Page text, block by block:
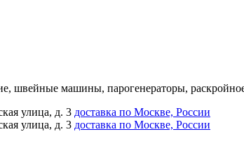
швейные машины, парогенераторы,
улица, д. 3 доставка по Москве, России
улица, д. 3 доставка по Москве, России